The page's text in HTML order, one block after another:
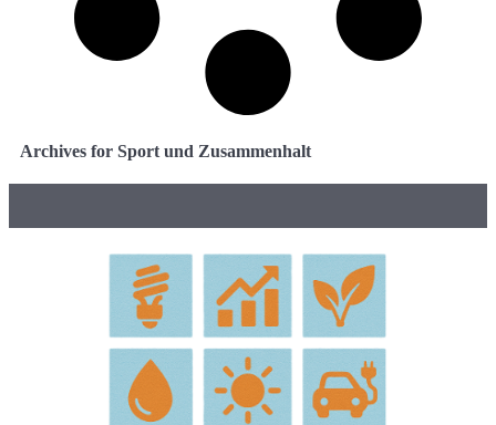
Archives for Sport und Zusammenhalt